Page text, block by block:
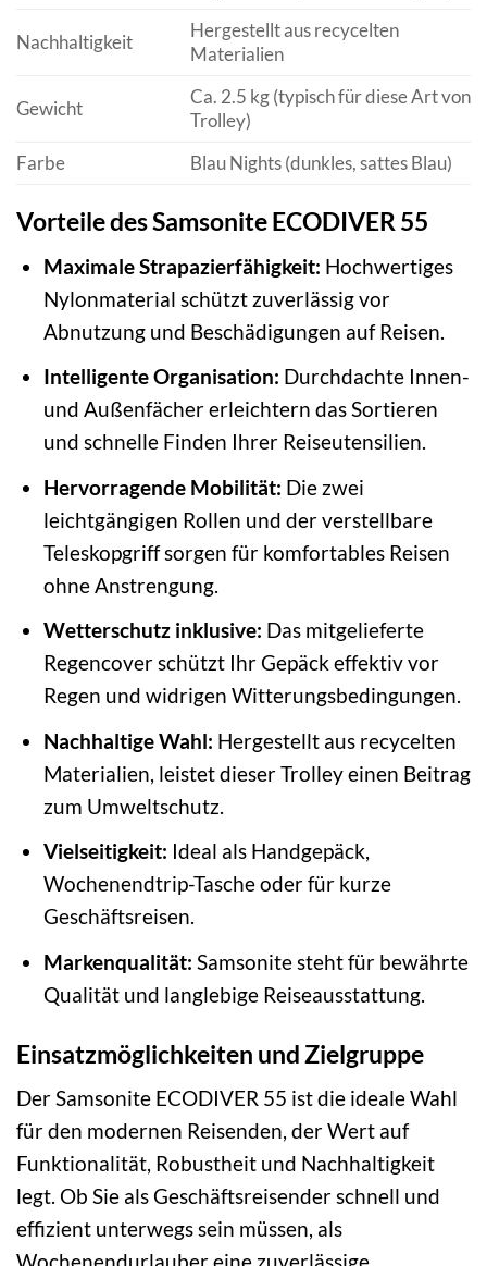
Nachhaltigkeit
Hergestellt aus recycelten
Materialien
Gewicht
Ca. 2.5 kg (typisch für diese Art von
Trolley)
Farbe
Blau Nights (dunkles, sattes Blau)
Vorteile des Samsonite ECODIVER 55
Maximale Strapazierfähigkeit: Hochwertiges
Nylonmaterial schützt zuverlässig vor
Abnutzung und Beschädigungen auf Reisen.
Intelligente Organisation: Durchdachte Innen-
und Außenfächer erleichtern das Sortieren
und schnelle Finden Ihrer Reiseutensilien.
Hervorragende Mobilität: Die zwei
leichtgängigen Rollen und der verstellbare
Teleskopgriff sorgen für komfortables Reisen
ohne Anstrengung.
Wetterschutz inklusive: Das mitgelieferte
Regencover schützt Ihr Gepäck effektiv vor
Regen und widrigen Witterungsbedingungen.
Nachhaltige Wahl: Hergestellt aus recycelten
Materialien, leistet dieser Trolley einen Beitrag
zum Umweltschutz.
Vielseitigkeit: Ideal als Handgepäck,
Wochenendtrip-Tasche oder für kurze
Geschäftsreisen.
Markenqualität: Samsonite steht für bewährte
Qualität und langlebige Reiseausstattung.
Einsatzmöglichkeiten und Zielgruppe
Der Samsonite ECODIVER 55 ist die ideale Wahl
für den modernen Reisenden, der Wert auf
Funktionalität, Robustheit und Nachhaltigkeit
legt. Ob Sie als Geschäftsreisender schnell und
effizient unterwegs sein müssen, als